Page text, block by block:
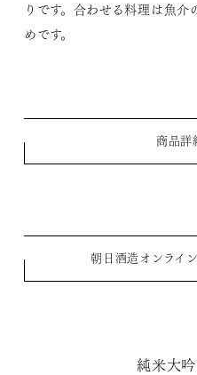
りです。合わせる料理は魚
めです。
商品詳
朝日酒造オンライ
純米大